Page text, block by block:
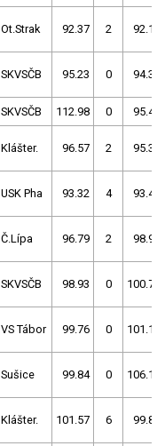
Ot.Strak 92.37 2 92.12
SKVSČB 95.23 0 94.39
SKVSČB 112.98 0 95.43
Klášter. 96.57 2 95.31
USK Pha 93.32 4 93.48
Č.Lípa 96.79 2 98.93
SKVSČB 98.93 0 100.73
VS Tábor 99.76 0 101.17
Sušice 99.84 0 106.16
Klášter. 101.57 6 99.89